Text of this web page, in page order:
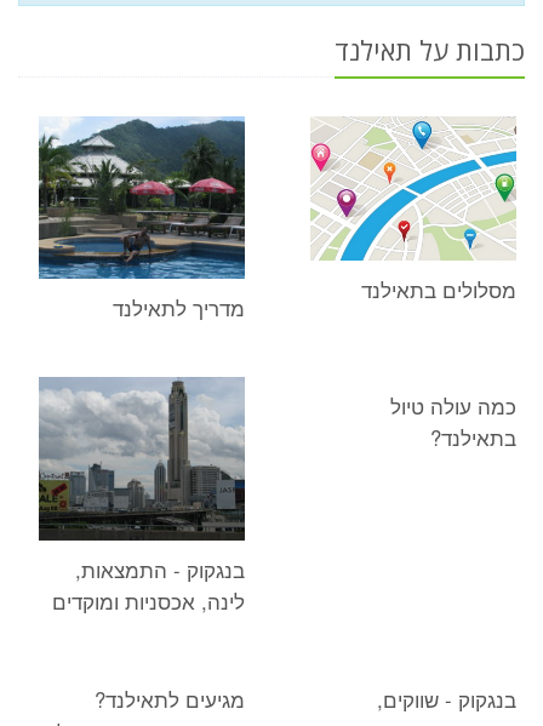
כתבות על תאילנד
מסלולים בתאילנד
מדריך לתאילנד
כמה עולה טיול
בתאילנד?
בנגקוק - התמצאות,
לינה, אכסניות ומוקדים
בנגקוק - שווקים,
מגיעים לתאילנד?